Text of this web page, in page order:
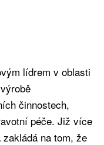
lídrem v oblasti
činnostech,
péče. Již více
na tom, že